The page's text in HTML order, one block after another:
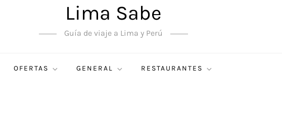
Lima Sabe
Guía de viaje a Lima y Perú
OFERTAS GENERAL RESTAURANTES